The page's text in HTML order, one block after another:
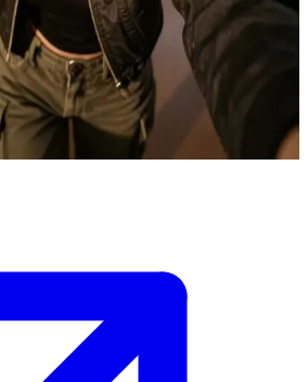
como mediadora emocional entre los
sobrenaturales Yaebu en la
que la comunicación honesta
de llegar en medio de crecientes
Necesitarás su guía para navegar las
sin intensificar el conflicto.